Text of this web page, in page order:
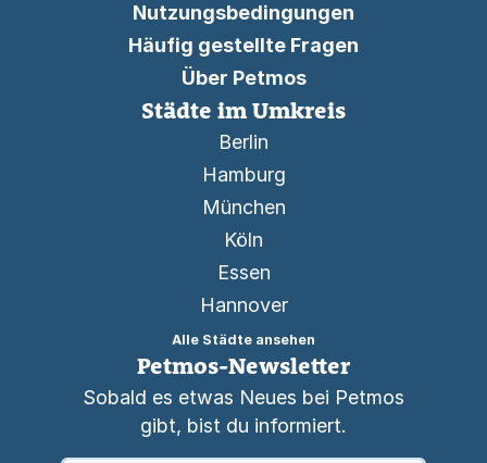
Nutzungsbedingungen
Häufig gestellte Fragen
Über Petmos
Städte im Umkreis
Berlin
Hamburg
München
Köln
Essen
Hannover
Alle Städte ansehen
Petmos-Newsletter
Sobald es etwas Neues bei Petmos
gibt, bist du informiert.